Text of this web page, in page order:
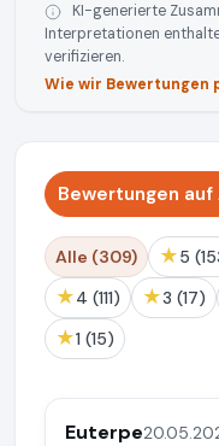
KI-generierte
Interpretationen
verifizieren.
Wie wir Bewertungen
Bewertungen auf
Alle (309) ★ 5
★ 4 (111) ★ 3 (17)
★ 1 (15)
Euterpe